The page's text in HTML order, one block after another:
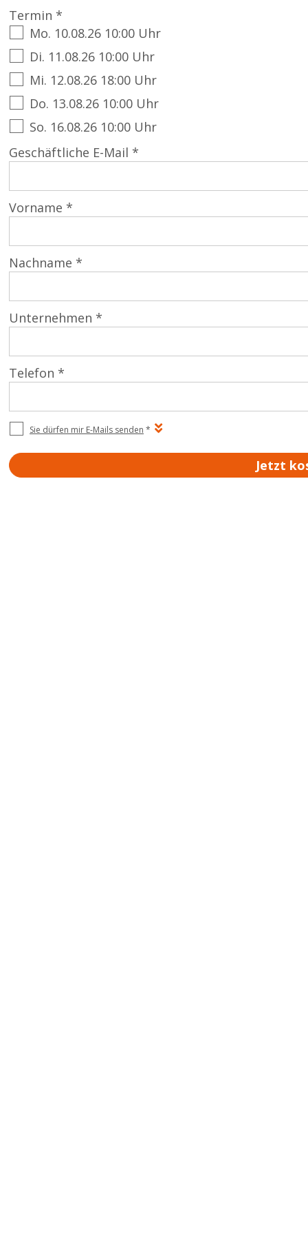
Termin *
Mo. 10.08.26 10:00 Uhr
Di. 11.08.26 10:00 Uhr
Mi. 12.08.26 18:00 Uhr
Do. 13.08.26 10:00 Uhr
So. 16.08.26 10:00 Uhr
Geschäftliche E-Mail *
Vorname *
Nachname *
Unternehmen *
Telefon *
Sie dürfen mir E-Mails senden *
Jetzt